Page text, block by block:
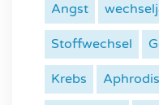
Angst
Stoffwechsel
Krebs